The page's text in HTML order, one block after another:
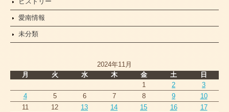
愛南情報
未分類
2024年11月
月
火 水 木 金 土
日
1
2
3
4
5 6 7 8 9
10
11
12 13 14 15 16
17